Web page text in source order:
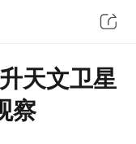
天文卫星
察